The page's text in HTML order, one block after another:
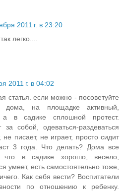
2011 г. в 23:20
легко....
2011 г. в 04:02
статья. если можно - посоветуйте
дома, на площадке активный,
а в садике сплошной протест.
собой, одеваться-раздеваться
не писает, не играет, просто сидит
3 года. Что делать? Дома все
что в садике хорошо, весело,
умеет, есть самостоятельно тоже,
Как себя вести? Воспитатели
по отношению к ребенку.